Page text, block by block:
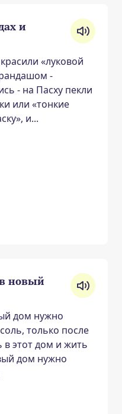
и
«луковой
-
- на Пасху пекли
или «тонкие
и...
новый
дом нужно
только после
этот дом и жить
дом нужно